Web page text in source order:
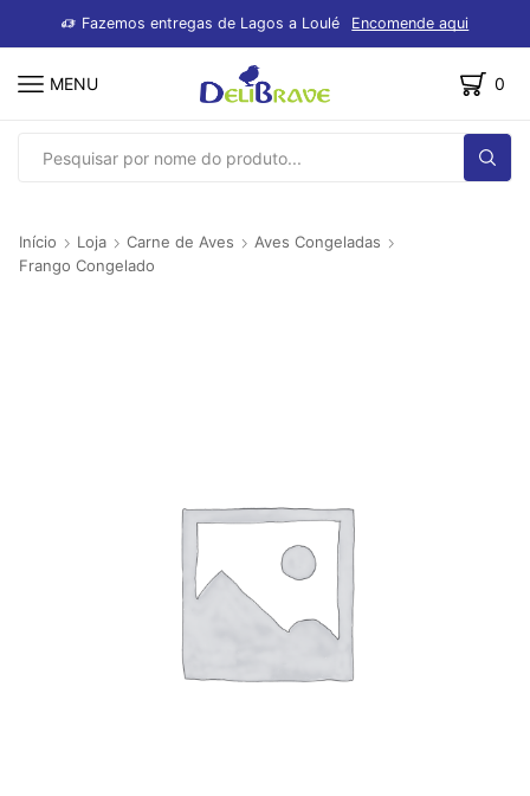
Fazemos entregas de Lagos a Loulé Encomende aqui
MENU 0
SEARCH
Início Loja Carne de Aves
Aves Congeladas
Frango Congelado